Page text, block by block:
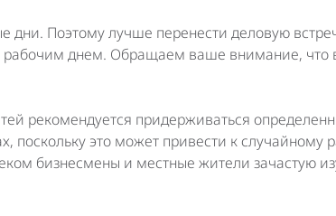
Поэтому лучше перенести деловую
рабочим днем. Обращаем ваше внимание,
рекомендуется придерживаться
поскольку это может привести к случайному
бизнесмены и местные жители зачастую